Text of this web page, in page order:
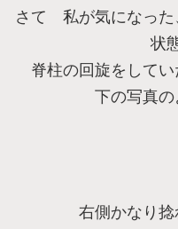
さて 私が気になっ
状
脊柱の回旋をして
下の写真
右側かなり捻